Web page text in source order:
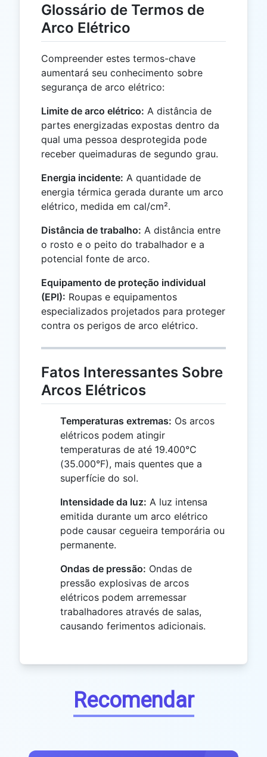
Glossário de Termos de
Arco Elétrico
Compreender estes termos-chave
aumentará seu conhecimento sobre
segurança de arco elétrico:
Limite de arco elétrico: A distância de
partes energizadas expostas dentro da
qual uma pessoa desprotegida pode
receber queimaduras de segundo grau.
Energia incidente: A quantidade de
energia térmica gerada durante um arco
elétrico, medida em cal/cm².
Distância de trabalho: A distância entre
o rosto e o peito do trabalhador e a
potencial fonte de arco.
Equipamento de proteção individual
(EPI): Roupas e equipamentos
especializados projetados para proteger
contra os perigos de arco elétrico.
Fatos Interessantes Sobre
Arcos Elétricos
Temperaturas extremas: Os arcos
elétricos podem atingir
temperaturas de até 19.400°C
(35.000°F), mais quentes que a
superfície do sol.
Intensidade da luz: A luz intensa
emitida durante um arco elétrico
pode causar cegueira temporária ou
permanente.
Ondas de pressão: Ondas de
pressão explosivas de arcos
elétricos podem arremessar
trabalhadores através de salas,
causando ferimentos adicionais.
Recomendar